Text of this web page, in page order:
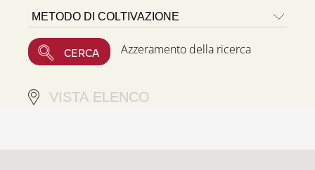
Azzeramento della ricerca